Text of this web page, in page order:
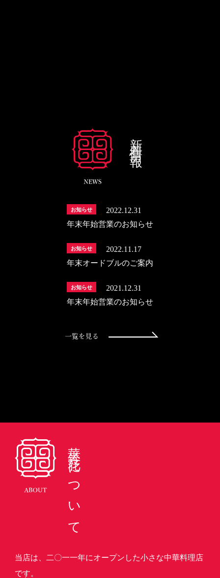
新着情報
お知らせ
2022.12.31
年末年始営業のお知らせ
お知らせ
2022.11.17
年末オードブルのご案内
お知らせ
2021.12.31
年末年始営業のお知らせ
華鈴花について
当店は、二〇一一年にオープンした小さな中華料理店
です。